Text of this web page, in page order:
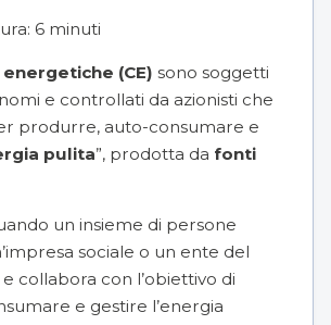
6 minuti
(CE) sono soggetti
e controllati da azionisti che
produrre, auto-consumare e
pulita”, prodotta da fonti
un insieme di persone
sociale o un ente del
collabora con l’obiettivo di
e gestire l’energia